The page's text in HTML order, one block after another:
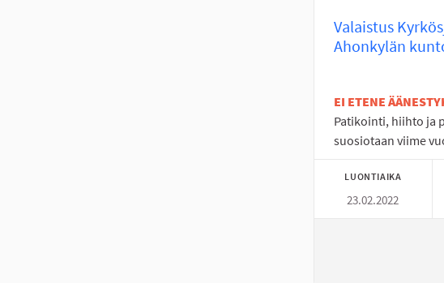
Valaistus
Ahonkylän
EI ETENE
Patikointi, hiihto ja
suosiotaan viime
LUONTIAIKA
23.02.2022